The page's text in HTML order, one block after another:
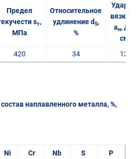
Предел
sт,
МПа
Относительное
удлинение d5,
%
aн, Дж/
см
420 34 120
наплавленного металла, %,
Ni Cr Nb S
P